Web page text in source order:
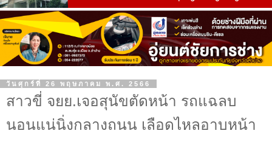
วันศุกร์ที่ 26 พฤษภาคม พ.ศ. 2566
สาวขี่ จยย.เจอสุนัขตัดหน้า รถแฉลบ
นอนแน่นิ่งกลางถนน เลือดไหลอาบหน้า